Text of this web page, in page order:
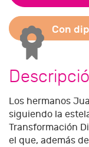
Con
Los hermanos
siguiendo la
Transformación
el que, además